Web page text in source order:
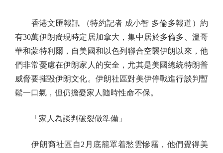
香港文匯報訊 （特約記者 成小智 多倫多報道）約
有30萬伊朗裔現時定居加拿大，集中居於多倫多、溫哥
華和蒙特利爾，自美國和以色列聯合空襲伊朗以來，他
們非常憂慮在伊朗家人的安全，尤其是美國總統特朗普
威脅要摧毀伊朗文化。伊朗社區對美伊停戰進行談判暫
鬆一口氣，但仍擔憂家人隨時性命不保。
「家人為談判破裂做準備」
伊朗裔社區自2月底籠罩着愁雲慘霧，他們覺得美